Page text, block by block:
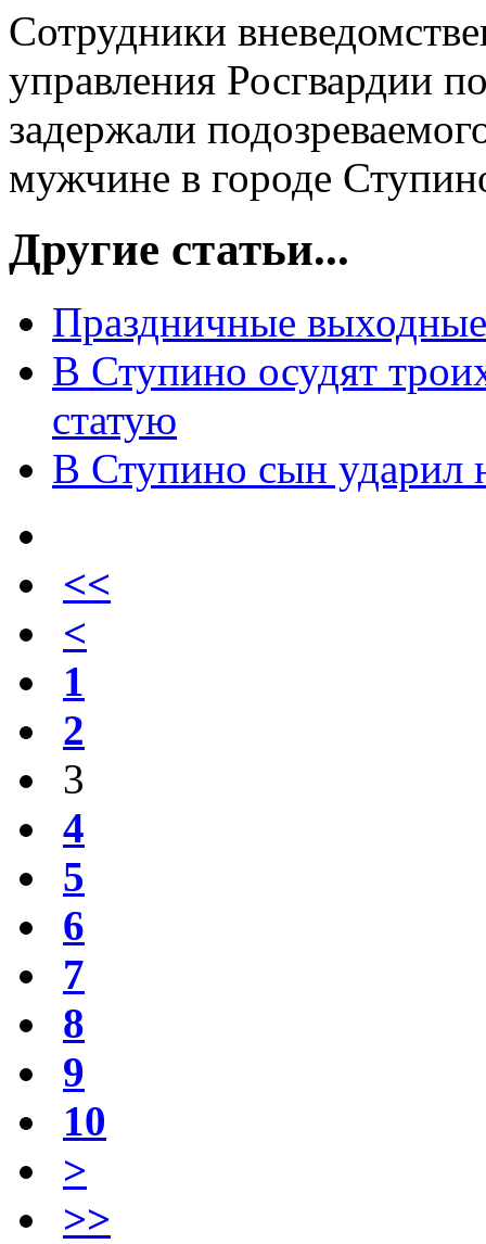
Сотрудники
управления Росгвардии
задержали
мужчине в городе
Другие статьи...
Праздничные
В Ступино осудят
статую
В Ступино сын ударил
<<
<
1
2
3
4
5
6
7
8
9
10
>
>>